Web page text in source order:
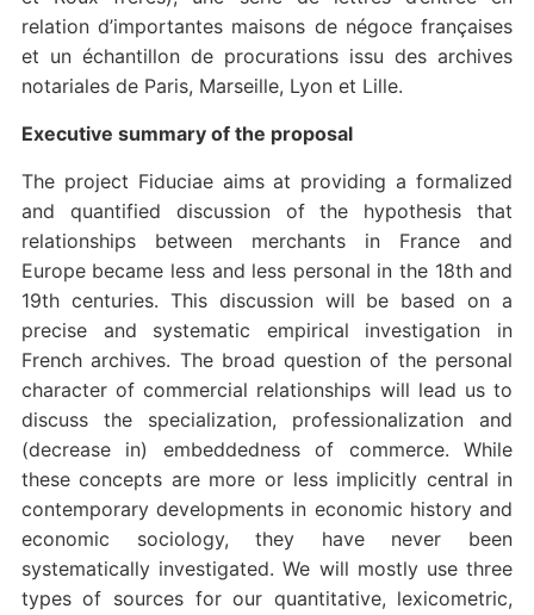
relation d’importantes maisons de négoce françaises
et un échantillon de procurations issu des archives
notariales de Paris, Marseille, Lyon et Lille.
Executive summary of the proposal
The project Fiduciae aims at providing a formalized
and quantified discussion of the hypothesis that
relationships between merchants in France and
Europe became less and less personal in the 18th and
19th centuries. This discussion will be based on a
precise and systematic empirical investigation in
French archives. The broad question of the personal
character of commercial relationships will lead us to
discuss the specialization, professionalization and
(decrease in) embeddedness of commerce. While
these concepts are more or less implicitly central in
contemporary developments in economic history and
economic sociology, they have never been
systematically investigated. We will mostly use three
types of sources for our quantitative, lexicometric,